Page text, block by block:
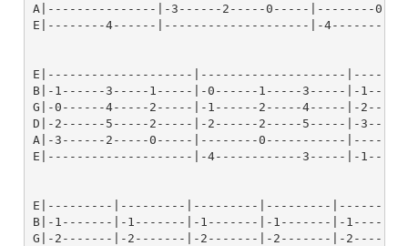
A|---------------|-3------2-----0-----|--------
E|--------4------|--------------------|-
E|--------------------|--------------------
B|-1------3-----1-----|-0------1-----3-----|-
G|-0------4-----2-----|-1------2-----4-----|-
D|-2------5-----2-----|-2------2-----5-----|-
A|-3------2-----0-----|--------0-----------
E|--------------------|-4------------3-----|-
E|---------|---------|---------|---------
B|-1-------|-1-------|-1-------|-1-------|-
G|-2-------|-2-------|-2-------|-2-------|-